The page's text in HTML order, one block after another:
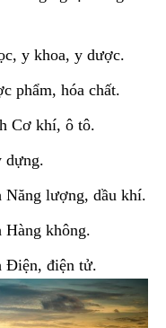
y khoa, y dược.
phẩm, hóa chất.
Cơ khí, ô tô.
dựng.
Năng lượng, dầu khí.
Hàng không.
Điện, điện tử.